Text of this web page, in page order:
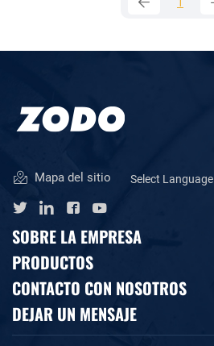
Mapa del sitio Select Language
SOBRE LA EMPRESA
PRODUCTOS
CONTACTO CON NOSOTROS
DEJAR UN MENSAJE